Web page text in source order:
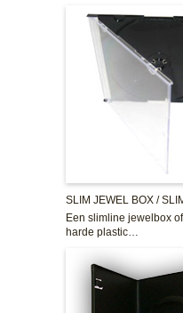
SLIM JEWEL BOX /
Een slimline jewelbox
harde plastic…